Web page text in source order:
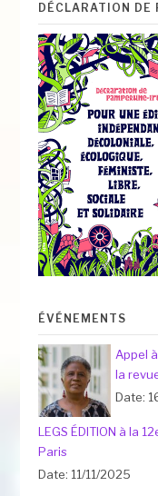
DÉCLARATION DE
ÉVÉNEMENTS
Appel
la
Date:
LEGS ÉDITION à la
Paris
Date: 11/11/2025